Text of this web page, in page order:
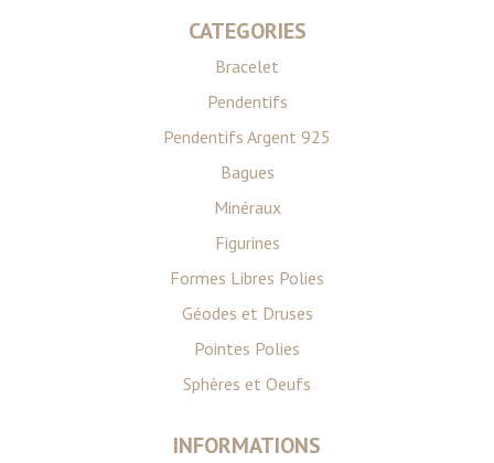
CATEGORIES
Bracelet
Pendentifs
Pendentifs Argent 925
Bagues
Minéraux
Figurines
Formes Libres Polies
Géodes et Druses
Pointes Polies
Sphères et Oeufs
INFORMATIONS